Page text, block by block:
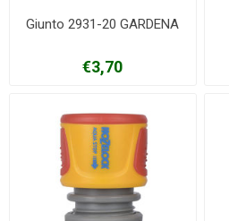
Giunto 2931-20 GARDENA
€3,70